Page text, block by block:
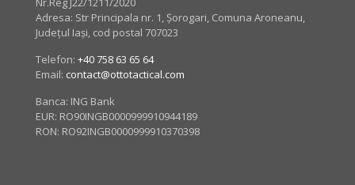
Adresa: Str Principala nr. 1, Șorogari, Comuna Aroneanu,
Județul Iași, cod postal 707023
Telefon: +40 758 63 65 64
Email: contact@ottotactical.com
Banca: ING Bank
EUR: RO90INGB0000999910944189
RON: RO92INGB0000999910370398